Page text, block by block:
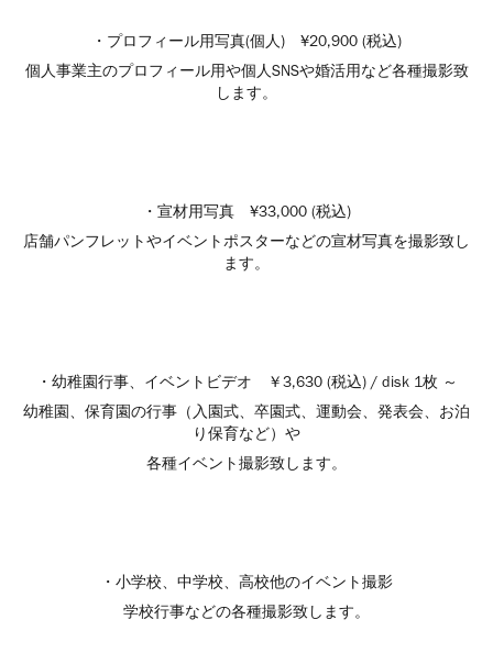
・プロフィール用写真(個人) ¥20,900 (税込)
個人事業主のプロフィール用や個人SNSや婚活用など各種撮影致
します。
・宣材用写真 ¥33,000 (税込)
店舗パンフレットやイベントポスターなどの宣材写真を撮影致し
ます。
・幼稚園行事、イベントビデオ ￥3,630 (税込) / disk 1枚 ～
幼稚園、保育園の行事（入園式、卒園式、運動会、発表会、お泊
り保育など）や
各種イベント撮影致します。
・小学校、中学校、高校他のイベント撮影
学校行事などの各種撮影致します。